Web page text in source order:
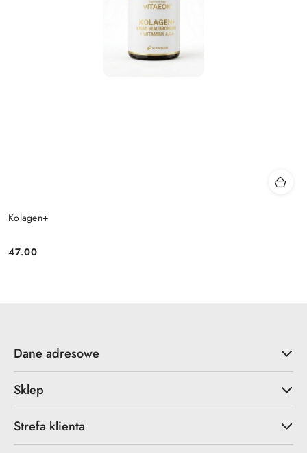
Kolagen+
Cena:
47.00
Dane adresowe
Sklep
Strefa klienta